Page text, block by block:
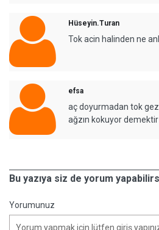
Hüseyin.Turan
Tok acin halinden ne
efsa
aç doyurmadan tok
ağzın kokuyor demektir
Bu yazıya siz de yorum
Yorumunuz